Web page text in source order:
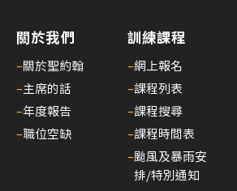
關於我們
–關於聖約翰
–主席的話
–年度報告
–職位空缺
訓練課程
–網上報名
–課程列表
–課程搜尋
–課程時間表
–颱風及暴雨安
排/特別通知